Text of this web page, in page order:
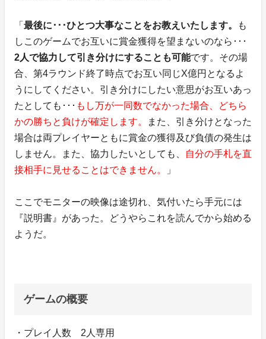
「 最後に･･･ひとつ大事なことをお教えいたします。
も
しこのゲームでお互いに賞金獲得を望まないのなら･･･
2人で協力して引き分けにすることも可能です。その場
合、第4ラウンド終了時点でお互い同じX億円となるよ
うにしてください。引き分けにしたい意思がお互いあっ
たとしても･･･ もし万が一同数でなかった場合、どちら
かの勝ちと負けが確定します。
また、引き分けとなった
場合は両プレイヤーともに賞金の獲得及び負債の発生は
しません。また、協力したいとしても、
自分の手札を直
接相手に見せることはできません。
」
ここでモニターの映像は途切れ、気付いたら手元には
『説明書』があった。どうやらこれを読んでから始める
ようだ。
ゲームの概要
・プレイ人数 2人専用